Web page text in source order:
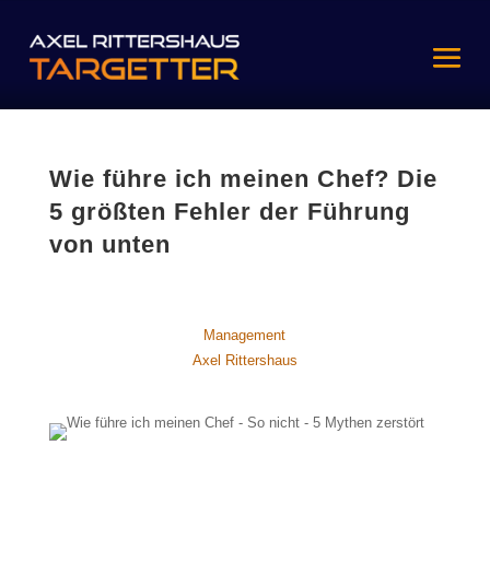
Wie führe ich meinen Chef? Die
5 größten Fehler der Führung
von unten
Management
Axel Rittershaus